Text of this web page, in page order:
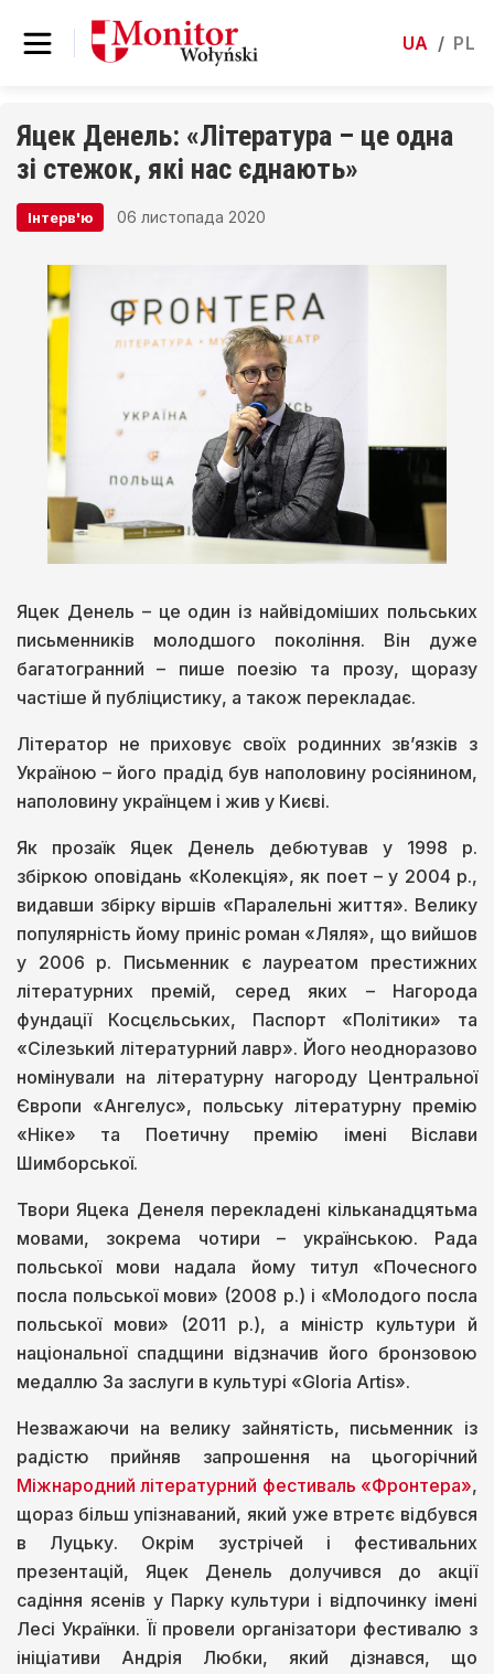
UA / PL
Яцек Денель: «Література – це одна
зі стежок, які нас єднають»
Інтерв'ю 06 листопада 2020
Яцек Денель – це один із найвідоміших польських
письменників молодшого покоління. Він дуже
багатогранний – пише поезію та прозу, щоразу
частіше й публіцистику, а також перекладає.
Літератор не приховує своїх родинних зв’язків з
Україною – його прадід був наполовину росіянином,
наполовину українцем і жив у Києві.
Як прозаїк Яцек Денель дебютував у 1998 р.
збіркою оповідань «Колекція», як поет – у 2004 р.,
видавши збірку віршів «Паралельні життя». Велику
популярність йому приніс роман «Ляля», що вийшов
у 2006 р. Письменник є лауреатом престижних
літературних премій, серед яких – Нагорода
фундації Косцєльських, Паспорт «Політики» та
«Сілезький літературний лавр». Його неодноразово
номінували на літературну нагороду Центральної
Європи «Ангелус», польську літературну премію
«Ніке» та Поетичну премію імені Віслави
Шимборської.
Твори Яцека Денеля перекладені кільканадцятьма
мовами, зокрема чотири – українською. Рада
польської мови надала йому титул «Почесного
посла польської мови» (2008 р.) і «Молодого посла
польської мови» (2011 р.), а міністр культури й
національної спадщини відзначив його бронзовою
медаллю За заслуги в культурі «Gloria Artis».
Незважаючи на велику зайнятість, письменник із
радістю прийняв запрошення на цьогорічний
Міжнародний літературний фестиваль «Фронтера»,
щораз більш упізнаваний, який уже втретє відбувся
в Луцьку. Окрім зустрічей і фестивальних
презентацій, Яцек Денель долучився до акції
садіння ясенів у Парку культури і відпочинку імені
Лесі Українки. Її провели організатори фестивалю з
ініціативи Андрія Любки, який дізнався, що